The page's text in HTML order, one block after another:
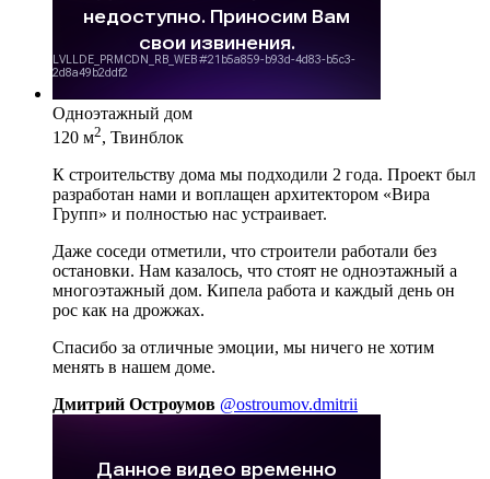
Одноэтажный дом
120 м2, Твинблок
К строительству дома мы подходили 2 года. Проект был
разработан нами и воплащен архитектором «Вира
Групп» и полностью нас устраивает.
Даже соседи отметили, что строители работали без
остановки. Нам казалось, что стоят не одноэтажный а
многоэтажный дом. Кипела работа и каждый день он
рос как на дрожжах.
Спасибо за отличные эмоции, мы ничего не хотим
менять в нашем доме.
Дмитрий Остроумов @ostroumov.dmitrii